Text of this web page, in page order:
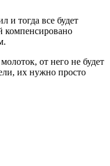
и тогда все будет
компенсировано
от него не будет
их нужно просто